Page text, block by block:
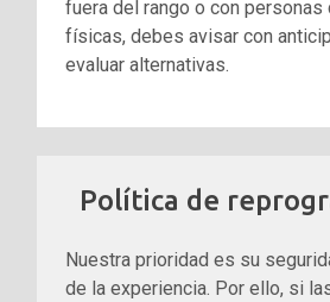
fuera del rango o con
físicas, debes avisar con
evaluar alternativas.
Política de
Nuestra prioridad es su
de la experiencia. Por ello, si